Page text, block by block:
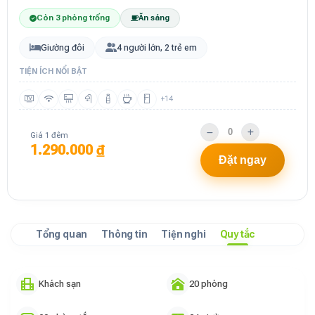
Còn 3 phòng trống Ăn sáng
Giường đôi 4 người lớn, 2 trẻ em
TIỆN ÍCH NỔI BẬT
+14
Giá 1 đêm
1.290.000 ₫
Đặt ngay
Tổng quan Thông tin Tiện nghi Quy tắc
Khách sạn 20 phòng